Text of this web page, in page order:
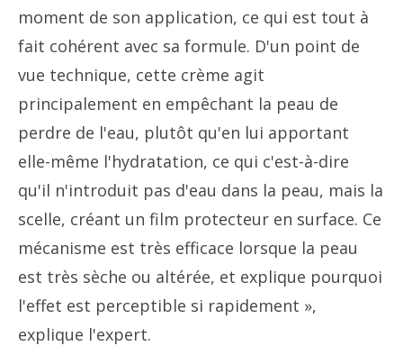
moment de son application, ce qui est tout à
fait cohérent avec sa formule. D'un point de
vue technique, cette crème agit
principalement en empêchant la peau de
perdre de l'eau, plutôt qu'en lui apportant
elle-même l'hydratation, ce qui c'est-à-dire
qu'il n'introduit pas d'eau dans la peau, mais la
scelle, créant un film protecteur en surface. Ce
mécanisme est très efficace lorsque la peau
est très sèche ou altérée, et explique pourquoi
l'effet est perceptible si rapidement »,
explique l'expert.